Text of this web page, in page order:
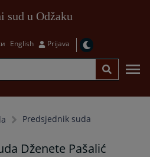
sud u Odžaku
English Prijava
Predsjednik suda
Dženete Pašalić